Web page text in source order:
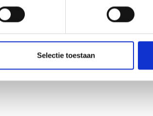
Selectie toestaan